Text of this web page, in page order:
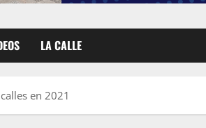
LA CALLE
en 2021